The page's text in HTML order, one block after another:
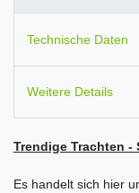
Technische Daten
Weitere Details
Trendige Trachten -
Es handelt sich hier